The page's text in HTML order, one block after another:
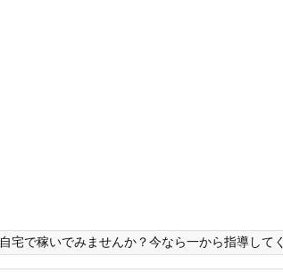
自宅で稼いでみませんか？今なら一から指導して